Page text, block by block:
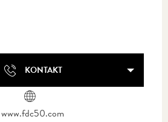
KONTAKT
www.fdc50.com